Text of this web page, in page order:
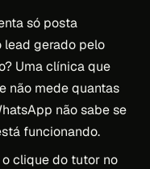
só posta
lead gerado pelo
Uma clínica que
não mede quantas
não sabe se
funcionando.
o clique do tutor no